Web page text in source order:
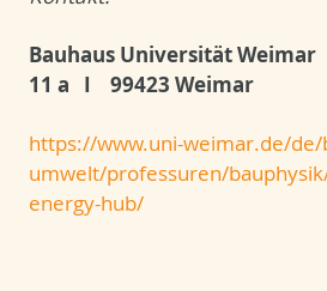
Bauhaus Universität
11 a I 99423 Weimar
https://www.uni-weimar.de/de/
umwelt/professuren/
energy-hub/